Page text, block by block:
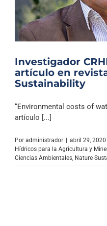
Investigador
artículo en
Sustainability
“Environmental costs of
artículo [...]
Por administrador abril 29, 2020
Hídricos para la Agricultura y
Ciencias Ambientales, Nature